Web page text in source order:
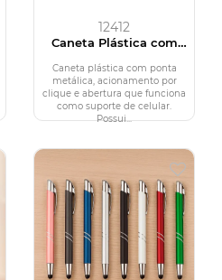
12412
Caneta Plástica com
Caneta plástica com ponta
metálica, acionamento por
clique e abertura que funciona
como suporte de celular.
Possui...